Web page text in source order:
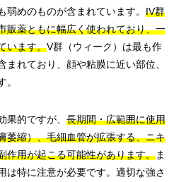
めのものが含まれています。 IV群
販薬ともに幅広く使われており、一
います。V群（ウィーク）は最も作
まれており、顔や粘膜に近い部位、
。
果的ですが、 長期間・広範囲に使用
萎縮）、毛細血管が拡張する、ニキ
作用が起こる可能性があります。ま
は特に注意が必要です。適切な強さ